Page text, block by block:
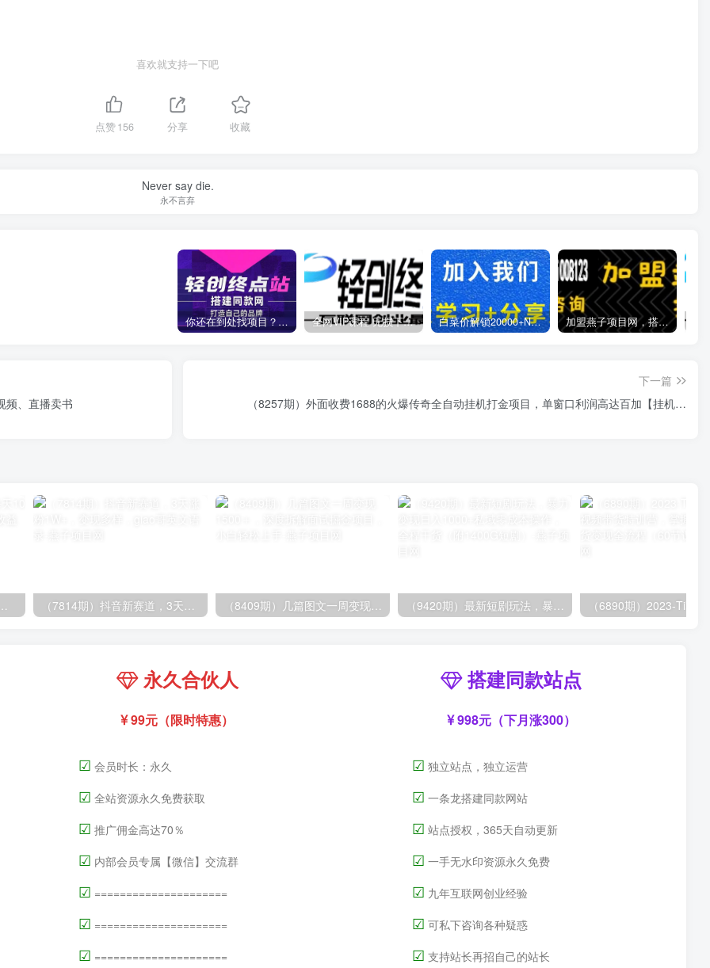
喜欢就支持一下吧
点赞156 分享 收藏
Never say die.
永不言弃
你还在到处找项目？还在当韭菜？我靠卖项目一个月收入5万+，曾经我也是个失败者。 全网VIP课程 无损下载~ 白菜价解锁20000+N个赚钱机会，加入燕子项目网会员，全站资源免费学习。 加盟燕子项目网，搭建同款项目资源站，实现日入2000+
频、直播卖书
下一篇
（8257期）外面收费1688的火爆传奇全自动挂机打金项目，单窗口利润高达百加【挂机…
5000+，从0到1赚收益教程 （7814期）抖音新赛道，3天涨粉1W+，变现多样，giao哥英文语录 （8409期）几篇图文一周变现1500＋，深度拆解面试掘金项目，小白轻松上手 （9420期）最新短剧玩法，暴力变现日入1000+私域零成本操作，全程干货（附1400G短剧）
永久合伙人
99元（限时特惠）
☑ 会员时长：永久
☑ 全站资源永久免费获取
☑ 推广佣金高达70％
☑ 内部会员专属【微信】交流群
☑ =====================
☑ =====================
☑ =====================
搭建同款站点
998元（下月涨300）
☑ 独立站点，独立运营
☑ 一条龙搭建同款网站
☑ 站点授权，365天自动更新
☑ 一手无水印资源永久免费
☑ 九年互联网创业经验
☑ 可私下咨询各种疑惑
☑ 支持站长再招自己的站长